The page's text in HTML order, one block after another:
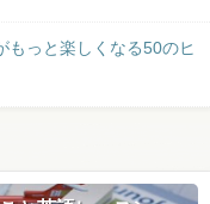
もっと楽しくなる50のヒ